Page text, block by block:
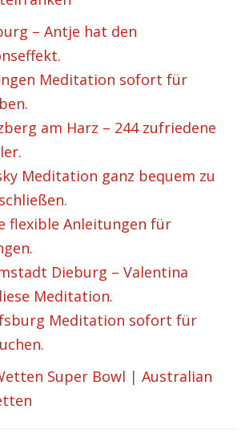
– Antje hat den
Meditation sofort für
am Harz – 244 zufriedene
Meditation ganz bequem zu
flexible Anleitungen für
Dieburg – Valentina
Meditation.
Meditation sofort für
Super Bowl | Australian